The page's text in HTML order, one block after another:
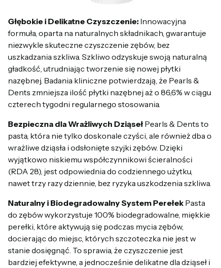
Głębokie i Delikatne Czyszczenie: Innowacyjna
formuła, oparta na naturalnych składnikach, gwarantuje
niezwykle skuteczne czyszczenie zębów, bez
uszkadzania szkliwa. Szkliwo odzyskuje swoją naturalną
gładkość, utrudniając tworzenie się nowej płytki
nazębnej. Badania kliniczne potwierdzają, że Pearls &
Dents zmniejsza ilość płytki nazębnej aż o 86,6% w ciągu
czterech tygodni regularnego stosowania.
Bezpieczna dla Wrażliwych Dziąseł Pearls & Dents to
pasta, która nie tylko doskonale czyści, ale również dba o
wrażliwe dziąsła i odsłonięte szyjki zębów. Dzięki
wyjątkowo niskiemu współczynnikowi ścieralności
(RDA 28), jest odpowiednia do codziennego użytku,
nawet trzy razy dziennie, bez ryzyka uszkodzenia szkliwa.
Naturalny i Biodegradowalny System Perełek Pasta
do zębów wykorzystuje 100% biodegradowalne, miękkie
perełki, które aktywują się podczas mycia zębów,
docierając do miejsc, których szczoteczka nie jest w
stanie dosięgnąć. To sprawia, że czyszczenie jest
bardziej efektywne, a jednocześnie delikatne dla dziąseł i